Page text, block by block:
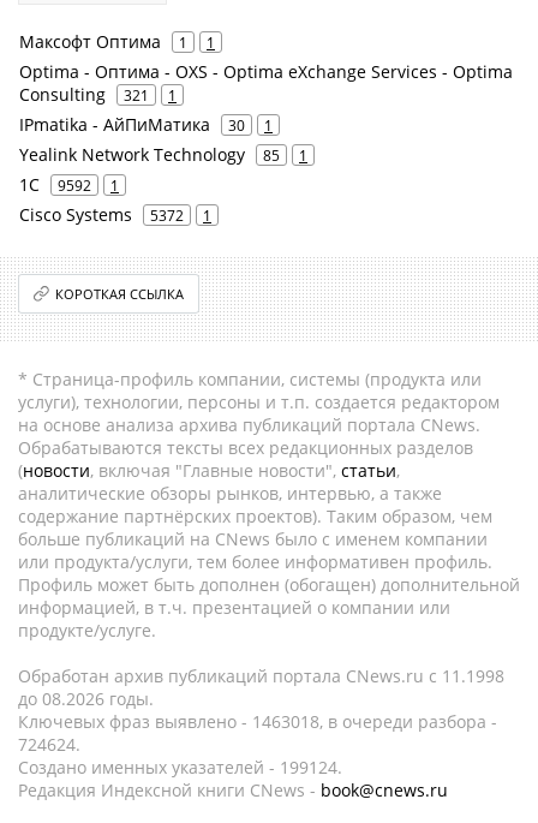
Максофт Оптима 1 1
Optima - Оптима - OXS - Optima eXchange Services - Optima
Consulting
321 1
IPmatika - АйПиМатика 30 1
Yealink Network Technology 85 1
1С 9592 1
Cisco Systems 5372 1
КОРОТКАЯ ССЫЛКА
* Страница-профиль компании, системы (продукта или
услуги), технологии, персоны и т.п. создается редактором
на основе анализа архива публикаций портала CNews.
Обрабатываются тексты всех редакционных разделов
(новости, включая "Главные новости", статьи,
аналитические обзоры рынков, интервью, а также
содержание партнёрских проектов). Таким образом, чем
больше публикаций на CNews было с именем компании
или продукта/услуги, тем более информативен профиль.
Профиль может быть дополнен (обогащен) дополнительной
информацией, в т.ч. презентацией о компании или
продукте/услуге.
Обработан архив публикаций портала CNews.ru c 11.1998
до 08.2026 годы.
Ключевых фраз выявлено - 1463018, в очереди разбора -
724624.
Создано именных указателей - 199124.
Редакция Индексной книги CNews - book@cnews.ru